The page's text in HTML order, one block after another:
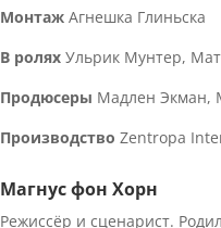
Монтаж Агнешка Глиньска
В ролях Ульрик Мунтер,
Продюсеры Мадлен Экман,
Производство Zentropa
Магнус фон Хорн
Режиссёр и сценарист.